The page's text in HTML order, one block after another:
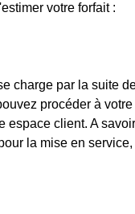
votre forfait :
charge par la suite
procéder à
client. A
la mise en